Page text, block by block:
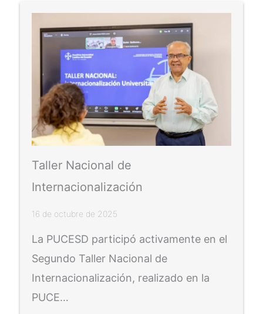
Taller Nacional de
Internacionalización
16 de octubre de 2025
La PUCESD participó activamente en el
Segundo Taller Nacional de
Internacionalización, realizado en la
PUCE…